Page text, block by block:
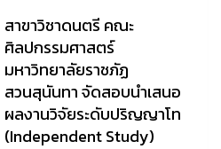
สาขาวิชาดนตรี คณะ
ศิลปกรรมศาสตร์
มหาวิทยาลัยราชภัฏ
สวนสุนันทา จัดสอบนำเสนอ
ผลงานวิจัยระดับปริญญาโท
(Independent Study)